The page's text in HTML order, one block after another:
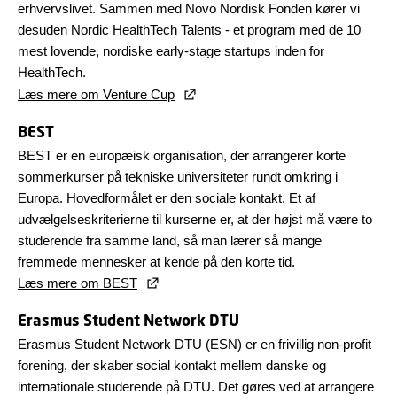
erhvervslivet. Sammen med Novo Nordisk Fonden kører vi
desuden Nordic HealthTech Talents - et program med de 10
mest lovende, nordiske early-stage startups inden for
HealthTech.
Læs mere om Venture Cup
BEST
BEST er en europæisk organisation, der arrangerer korte
sommerkurser på tekniske universiteter rundt omkring i
Europa. Hovedformålet er den sociale kontakt. Et af
udvælgelseskriterierne til kurserne er, at der højst må være to
studerende fra samme land, så man lærer så mange
fremmede mennesker at kende på den korte tid.
Læs mere om BEST
Erasmus Student Network DTU
Erasmus Student Network DTU (ESN) er en frivillig non-profit
forening, der skaber social kontakt mellem danske og
internationale studerende på DTU. Det gøres ved at arrangere